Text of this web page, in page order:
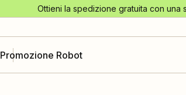
Ottieni la spedizione gratuita con una
Promozione Robot